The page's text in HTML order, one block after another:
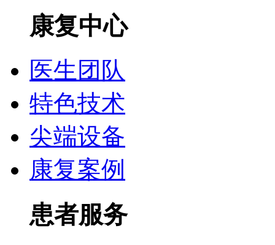
康复中心
医生团队
特色技术
尖端设备
康复案例
患者服务